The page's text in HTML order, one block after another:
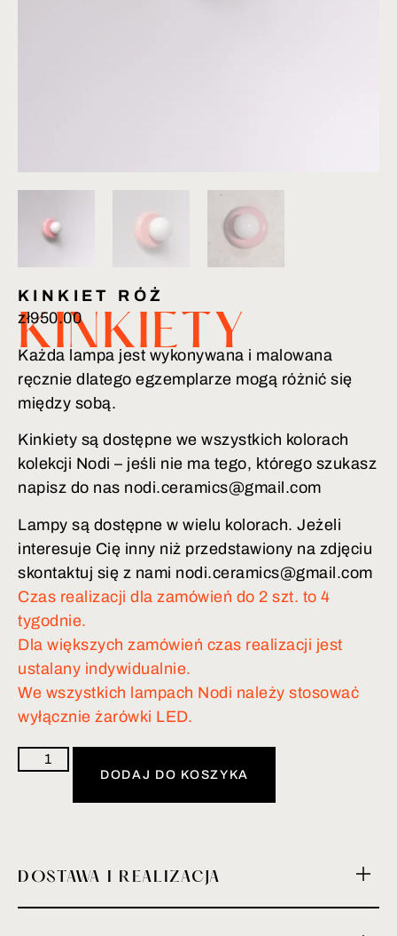
KINKIETY
KINKIET RÓŻ
zł950.00
Każda lampa jest wykonywana i malowana
ręcznie dlatego egzemplarze mogą różnić się
między sobą.
Kinkiety są dostępne we wszystkich kolorach
kolekcji Nodi – jeśli nie ma tego, którego szukasz
napisz do nas nodi.ceramics@gmail.com
Lampy są dostępne w wielu kolorach. Jeżeli
interesuje Cię inny niż przedstawiony na zdjęciu
skontaktuj się z nami nodi.ceramics@gmail.com
Czas realizacji dla zamówień do 2 szt. to 4
tygodnie.
Dla większych zamówień czas realizacji jest
ustalany indywidualnie.
We wszystkich lampach Nodi należy stosować
wyłącznie żarówki LED.
DODAJ DO KOSZYKA
DOSTAWA I REALIZACJA